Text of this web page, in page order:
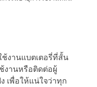
งานแบตเตอรี่ที่สั้น
งานหรือติดต่อผู้
เพื่อให้แน่ใจว่าทุก